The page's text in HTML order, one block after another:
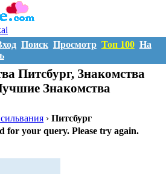
Поиск Просмотр Топ 100 На
Питсбург, Знакомства
Знакомства
›Питсбург
for your query. Please try again.